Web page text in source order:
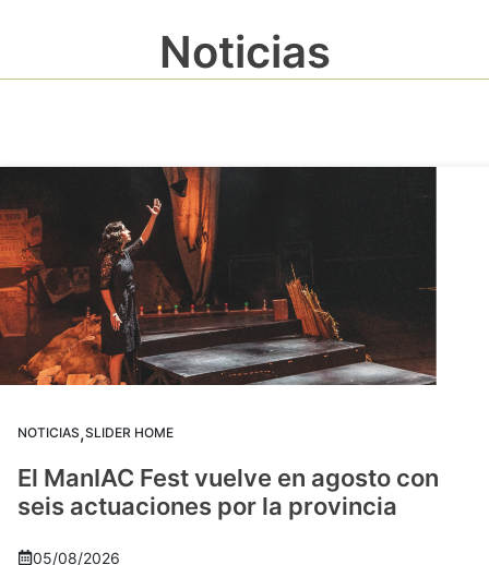
Noticias
NOTICIAS,SLIDER HOME
El ManIAC Fest vuelve en agosto con
seis actuaciones por la provincia
05/08/2026